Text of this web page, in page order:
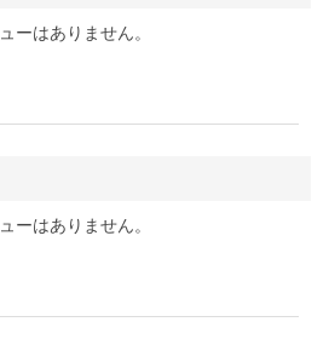
ーはありません。
ーはありません。